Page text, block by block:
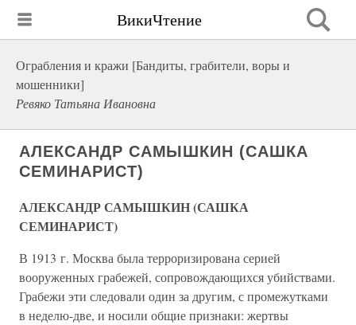
ВикиЧтение
Ограбления и кражи [Бандиты, грабители, воры и
мошенники]
Ревяко Татьяна Ивановна
АЛЕКСАНДР САМЫШКИН (САШКА
СЕМИНАРИСТ)
АЛЕКСАНДР САМЫШКИН (САШКА
СЕМИНАРИСТ)
В 1913 г. Москва была терроризирована серией
вооруженных грабежей, сопровождающихся убийствами.
Грабежи эти следовали один за другим, с промежутками
в неделю-две, и носили общие признаки: жертвы